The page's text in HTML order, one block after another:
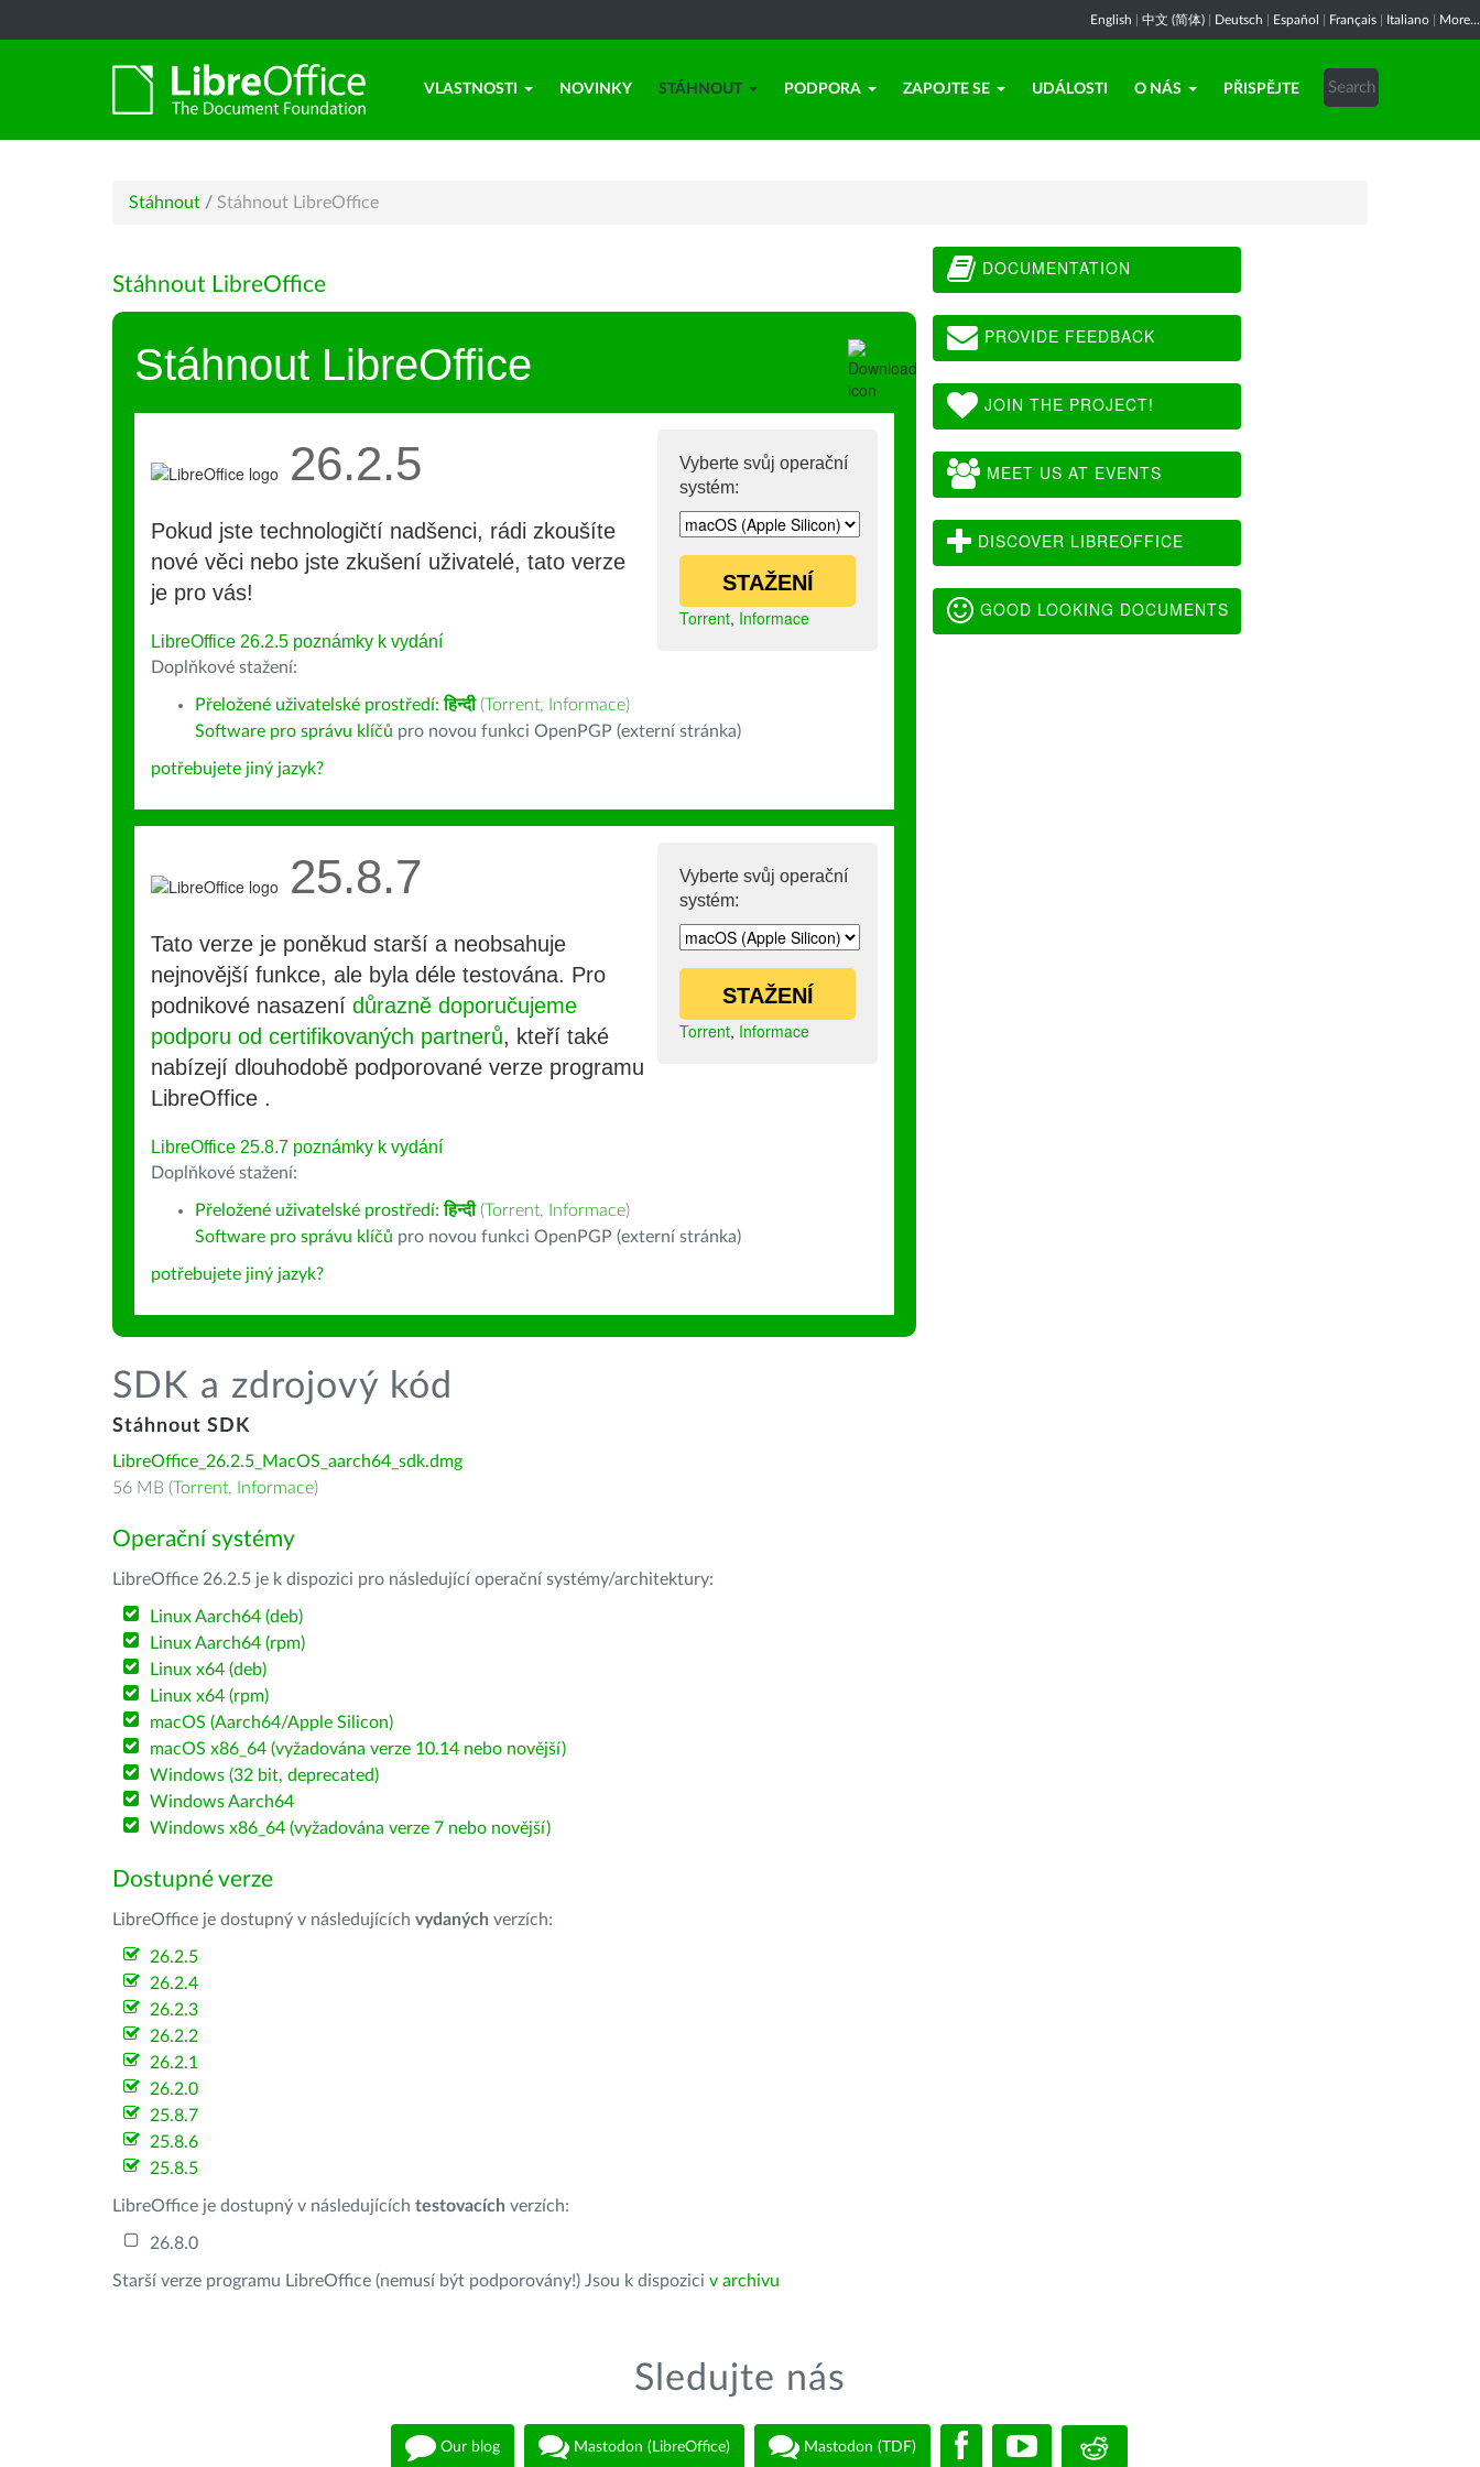
English 中文 (简体) Deutsch Español Français Italiano More...
VLASTNOSTI NOVINKY STÁHNOUT PODPORA ZAPOJTE SE UDÁLOSTI O NÁS PŘISPĚJTE
Stáhnout / Stáhnout LibreOffice
Stáhnout LibreOffice
Stáhnout LibreOffice
Vyberte svůj operační
systém:
STAŽENÍ
Torrent, Informace
26.2.5
Pokud jste technologičtí nadšenci, rádi zkoušíte
nové věci nebo jste zkušení uživatelé, tato verze
je pro vás!
LibreOffice 26.2.5 poznámky k vydání
Doplňkové stažení:
Přeložené uživatelské prostředí:हिन्दी (Torrent, Informace)
Software pro správu klíčů pro novou funkci OpenPGP (externí stránka)
potřebujete jiný jazyk?
Vyberte svůj operační
systém:
STAŽENÍ
Torrent, Informace
25.8.7
Tato verze je poněkud starší a neobsahuje
nejnovější funkce, ale byla déle testována. Pro
podnikové nasazení důrazně doporučujeme
podporu od certifikovaných partnerů, kteří také
nabízejí dlouhodobě podporované verze programu
LibreOffice .
LibreOffice 25.8.7 poznámky k vydání
Doplňkové stažení:
Přeložené uživatelské prostředí:हिन्दी (Torrent, Informace)
Software pro správu klíčů pro novou funkci OpenPGP (externí stránka)
potřebujete jiný jazyk?
SDK a zdrojový kód
Stáhnout SDK
LibreOffice_26.2.5_MacOS_aarch64_sdk.dmg
56 MB (Torrent, Informace)
Operační systémy
LibreOffice 26.2.5 je k dispozici pro následující operační systémy/architektury:
Linux Aarch64 (deb)
Linux Aarch64 (rpm)
Linux x64 (deb)
Linux x64 (rpm)
macOS (Aarch64/Apple Silicon)
macOS x86_64 (vyžadována verze 10.14 nebo novější)
Windows (32 bit, deprecated)
Windows Aarch64
Windows x86_64 (vyžadována verze 7 nebo novější)
Dostupné verze
LibreOffice je dostupný v následujících vydaných verzích:
26.2.5
26.2.4
26.2.3
26.2.2
26.2.1
26.2.0
25.8.7
25.8.6
25.8.5
LibreOffice je dostupný v následujících testovacích verzích:
26.8.0
Starší verze programu LibreOffice (nemusí být podporovány!) Jsou k dispozici v archivu
DOCUMENTATION
PROVIDE FEEDBACK
JOIN THE PROJECT!
MEET US AT EVENTS
DISCOVER LIBREOFFICE
GOOD LOOKING DOCUMENTS
Sledujte nás
Our blog Mastodon (LibreOffice) Mastodon (TDF)